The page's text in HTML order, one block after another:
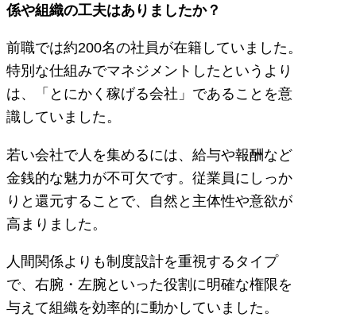
係や組織の工夫はありましたか？
前職では約200名の社員が在籍していました。
特別な仕組みでマネジメントしたというより
は、「とにかく稼げる会社」であることを意
識していました。
若い会社で人を集めるには、給与や報酬など
金銭的な魅力が不可欠です。従業員にしっか
りと還元することで、自然と主体性や意欲が
高まりました。
人間関係よりも制度設計を重視するタイプ
で、右腕・左腕といった役割に明確な権限を
与えて組織を効率的に動かしていました。